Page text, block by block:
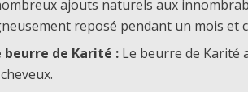
ajouts naturels aux
reposé pendant un mois et
beurre de Karité : Le beurre de Karité